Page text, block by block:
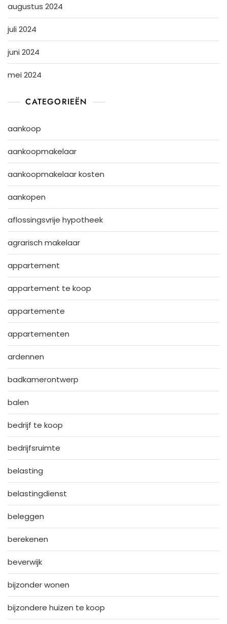
augustus 2024
juli 2024
juni 2024
mei 2024
CATEGORIEËN
aankoop
aankoopmakelaar
aankoopmakelaar kosten
aankopen
aflossingsvrije hypotheek
agrarisch makelaar
appartement
appartement te koop
appartemente
appartementen
ardennen
badkamerontwerp
balen
bedrijf te koop
bedrijfsruimte
belasting
belastingdienst
beleggen
berekenen
beverwijk
bijzonder wonen
bijzondere huizen te koop